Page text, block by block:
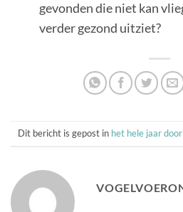
gevonden die niet kan
verder gezond uitziet?
Dit bericht is gepost in het hele jaar